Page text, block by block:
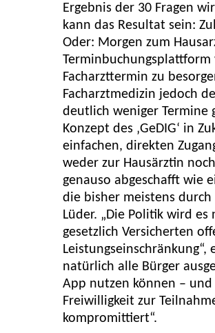
Ergebnis der 30 Fragen
kann das Resultat sein:
Oder: Morgen zum
Facharzttermin zu
Facharztmedizin jedoch
deutlich weniger Termine
Konzept des ‚GeDIG‘ in
einfachen, direkten
weder zur Hausärztin
genauso abgeschafft wie
die bisher meistens
Lüder. „Die Politik wird
gesetzlich Versicherten
Leistungseinschränkung“,
natürlich alle Bürger
App nutzen können –
Freiwilligkeit zur
kompromittiert“.